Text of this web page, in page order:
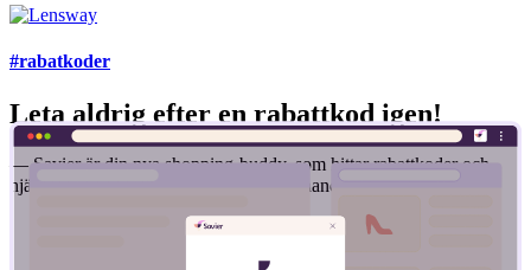
#rabatkoder
Leta aldrig efter en rabattkod igen!
— Savier är din nya shopping-buddy, som hittar rabattkoder och
hjälper dig att få det bästa priset när du handlar online.